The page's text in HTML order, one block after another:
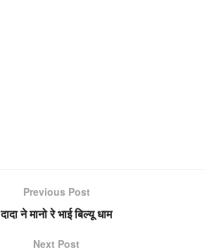
Previous Post
दादा ने मानो रे भाई बिल्यू धाम
Next Post